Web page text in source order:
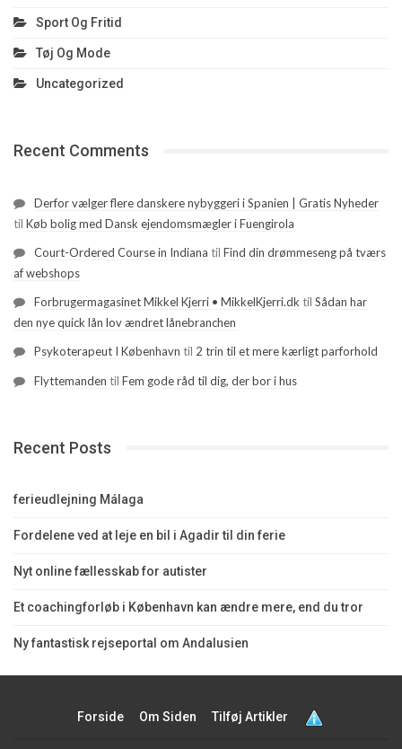
Sport Og Fritid
Tøj Og Mode
Uncategorized
Recent Comments
Derfor vælger flere danskere nybyggeri i Spanien | Gratis Nyheder
til Køb bolig med Dansk ejendomsmægler i Fuengirola
Court-Ordered Course in Indiana til Find din drømmeseng på tværs
af webshops
Forbrugermagasinet Mikkel Kjerri • MikkelKjerri.dk til Sådan har
den nye quick lån lov ændret lånebranchen
Psykoterapeut I København til 2 trin til et mere kærligt parforhold
Flyttemanden til Fem gode råd til dig, der bor i hus
Recent Posts
ferieudlejning Málaga
Fordelene ved at leje en bil i Agadir til din ferie
Nyt online fællesskab for autister
Et coachingforløb i København kan ændre mere, end du tror
Ny fantastisk rejseportal om Andalusien
Forside Om Siden Tilføj Artikler